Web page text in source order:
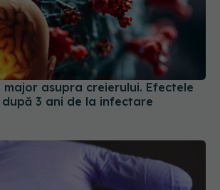
major asupra creierului. Efectele
3 ani de la infectare